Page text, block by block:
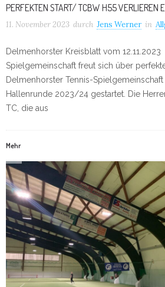
PERFEKTEN START/ TCBW H55 VERLIEREN
11. November 2023 durch Jens Werner in
Delmenhorster Kreisblatt vom
Spielgemeinschaft freut sich über
Delmenhorster Tennis-
Hallenrunde 2023/24 gestartet. Die
TC, die aus
Mehr